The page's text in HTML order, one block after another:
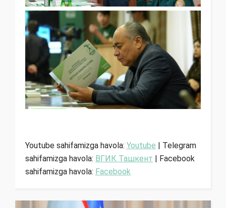
Youtube sahifamizga havola: Youtube | Telegram
sahifamizga havola: ВГИК Ташкент | Facebook
sahifamizga havola: Facebook